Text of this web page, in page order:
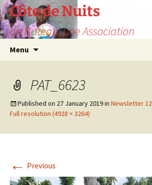
Skip
to
content
Côte de Nuits
un Bateau, une Association
Menu
PAT_6623
Published on 27 January 2019in Newsletter
Full resolution (4928 × 3264)
← Previous